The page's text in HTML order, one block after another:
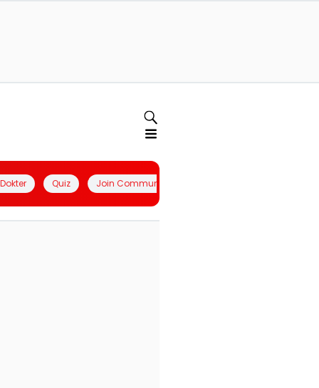
Quiz Join Community